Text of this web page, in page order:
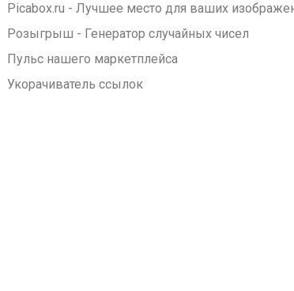
Picabox.ru - Лучшее место для ваших
Розыгрыш - Генератор случайных чисел
Пульс нашего маркетплейса
Укорачиватель ссылок